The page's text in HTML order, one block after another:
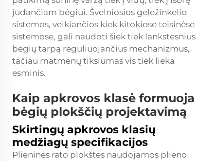
judančiam bėgiui. Švelniosios geležinkelio
sistemos, veikiančios kiek kitokiose teisinėse
sistemose, gali naudoti šiek tiek lankstesnius
bėgių tarpą reguliuojančius mechanizmus,
tačiau matmenų tikslumas vis tiek lieka
esminis.
Kaip apkrovos klasė formuoja
bėgių plokščių projektavimą
Skirtingų apkrovos klasių
medžiagų specifikacijos
Plieninės rato plokštės naudojamos plieno